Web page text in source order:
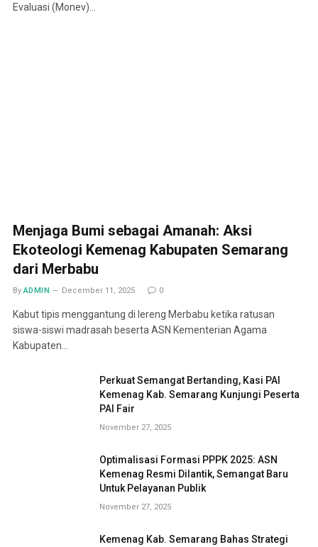
Evaluasi (Monev)…
Menjaga Bumi sebagai Amanah: Aksi
Ekoteologi Kemenag Kabupaten Semarang
dari Merbabu
By ADMIN December 11, 2025 0
Kabut tipis menggantung di lereng Merbabu ketika ratusan
siswa-siswi madrasah beserta ASN Kementerian Agama
Kabupaten…
Perkuat Semangat Bertanding, Kasi PAI
Kemenag Kab. Semarang Kunjungi Peserta
PAI Fair
November 27, 2025
Optimalisasi Formasi PPPK 2025: ASN
Kemenag Resmi Dilantik, Semangat Baru
Untuk Pelayanan Publik
November 27, 2025
Kemenag Kab. Semarang Bahas Strategi